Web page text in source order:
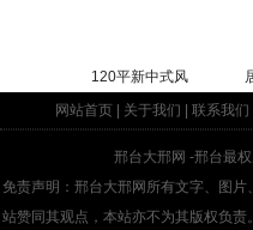
120平新中式风
网站首页
关于我们 联系我们
邢台大邢网 -邢台最
免责声明：邢台大邢网所有文字、图
站赞同其观点，本站亦不为其版权负